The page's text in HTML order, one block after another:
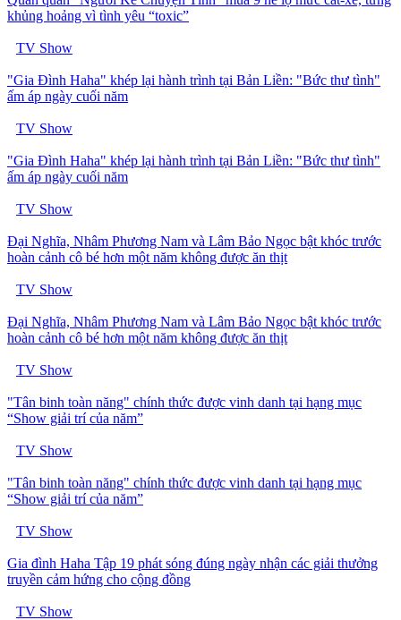
khủng hoảng vì tình yêu “toxic”
TV Show
"Gia Đình Haha" khép lại hành trình tại Bản Liền: "Bức thư tình"
ấm áp ngày cuối năm
TV Show
"Gia Đình Haha" khép lại hành trình tại Bản Liền: "Bức thư tình"
ấm áp ngày cuối năm
TV Show
Đại Nghĩa, Nhâm Phương Nam và Lâm Bảo Ngọc bật khóc trước
hoàn cảnh cô bé hơn một năm không được ăn thịt
TV Show
Đại Nghĩa, Nhâm Phương Nam và Lâm Bảo Ngọc bật khóc trước
hoàn cảnh cô bé hơn một năm không được ăn thịt
TV Show
"Tân binh toàn năng" chính thức được vinh danh tại hạng mục
“Show giải trí của năm”
TV Show
"Tân binh toàn năng" chính thức được vinh danh tại hạng mục
“Show giải trí của năm”
TV Show
Gia đình Haha Tập 19 phát sóng đúng ngày nhận các giải thưởng
truyền cảm hứng cho cộng đồng
TV Show